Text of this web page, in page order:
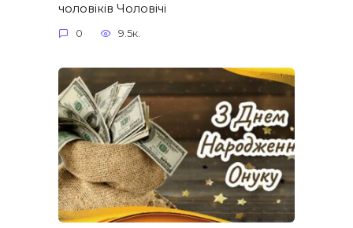
чоловіків​ Чоловічі
0 9.5к.